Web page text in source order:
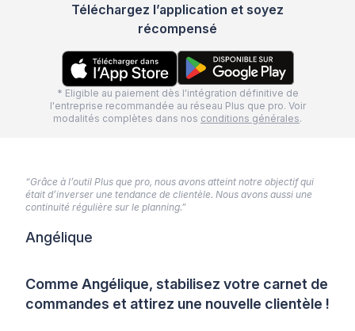
Téléchargez l’application et soyez
récompensé
* Eligible au paiement dès l'intégration définitive de
l'entreprise recommandée au réseau Plus que pro. Voir
modalités complètes dans nos conditions générales.
Comme Angélique, stabilisez votre carnet de
commandes et attirez une nouvelle clientèle !
“Grâce à l’outil Plus que pro, nous avons atteint notre objectif qui
était d’inverser une tendance de clientèle. Nous avons aussi une
continuité régulière sur le planning.”
Angélique